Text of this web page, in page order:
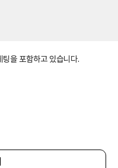
을 포함하고 있습니다.